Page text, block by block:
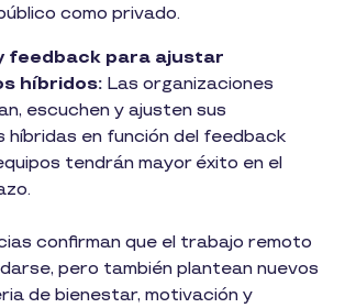
como privado.
feedback para ajustar
híbridos: Las organizaciones
escuchen y ajusten sus
híbridas en función del feedback
tendrán mayor éxito en el
confirman que el trabajo remoto
pero también plantean nuevos
de bienestar, motivación y